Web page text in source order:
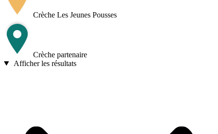
−
Crèche Les Jeunes Pousses
Crèche partenaire
Afficher les résultats